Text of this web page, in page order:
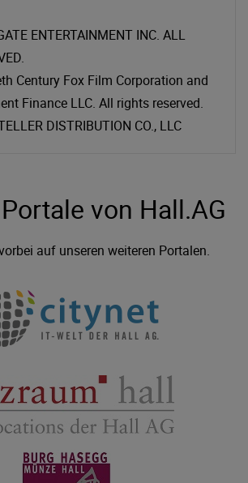
ENTERTAINMENT INC. ALL
Century Fox Film Corporation and
Finance LLC. All rights reserved.
DISTRIBUTION CO., LLC
von Hall.AG
auf unseren weiteren Portalen.